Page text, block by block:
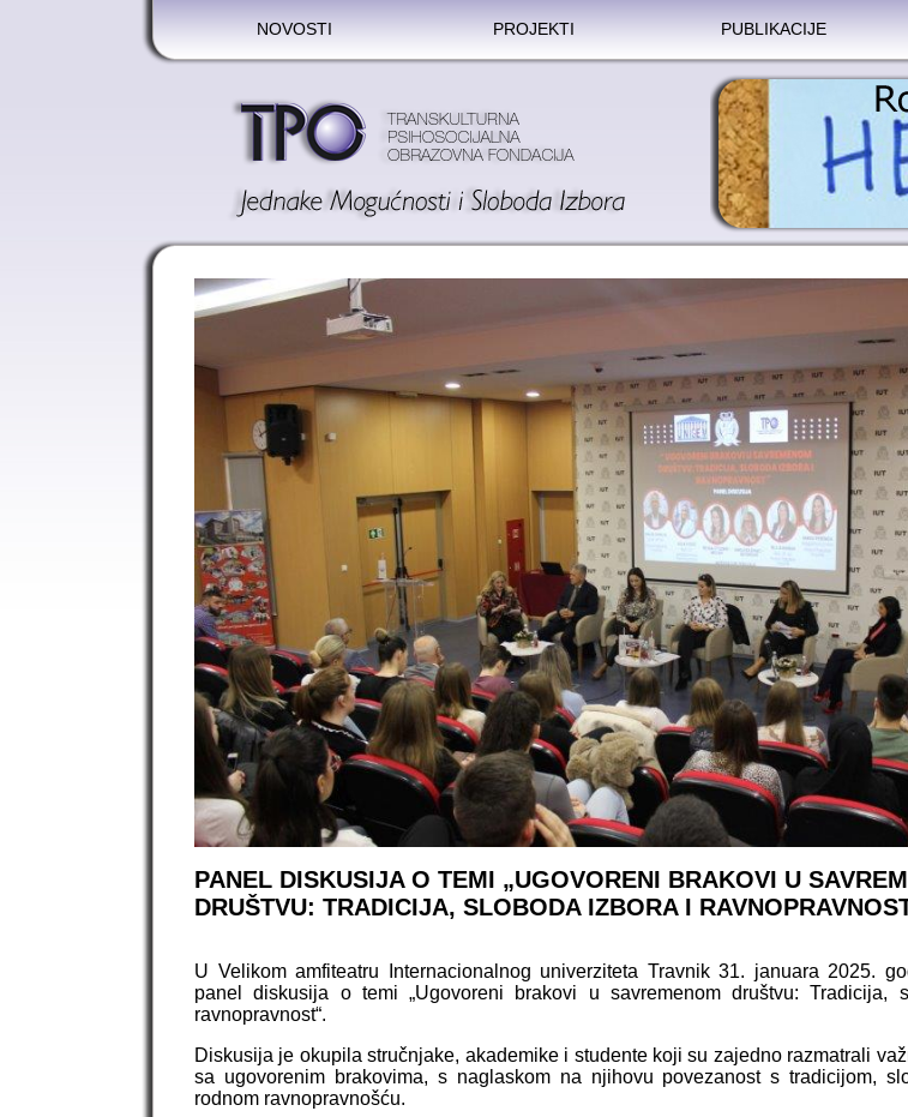
NOVOSTI PROJEKTI PUBLIKACIJE
PANEL DISKUSIJA O TEMI „UGOVORENI BRAKOVI U
DRUŠTVU: TRADICIJA, SLOBODA IZBORA I
U Velikom amfiteatru Internacionalnog univerziteta Travnik 31. januara 2025.
panel diskusija o temi „Ugovoreni brakovi u savremenom društvu: Tradicija,
ravnopravnost“.
Diskusija je okupila stručnjake, akademike i studente koji su zajedno razmatrali
sa ugovorenim brakovima, s naglaskom na njihovu povezanost s tradicijom,
rodnom ravnopravnošću.